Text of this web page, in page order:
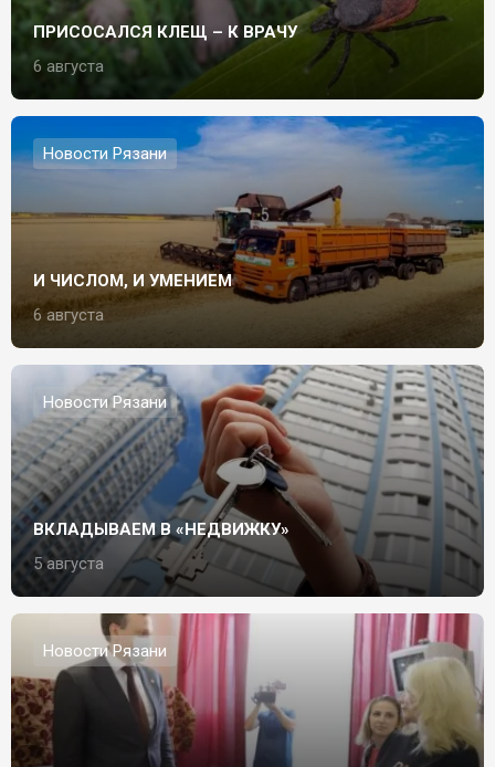
ПРИСОСАЛСЯ КЛЕЩ – К ВРАЧУ
6 августа
Новости Рязани
И ЧИСЛОМ, И УМЕНИЕМ
6 августа
Новости Рязани
ВКЛАДЫВАЕМ В «НЕДВИЖКУ»
5 августа
Новости Рязани